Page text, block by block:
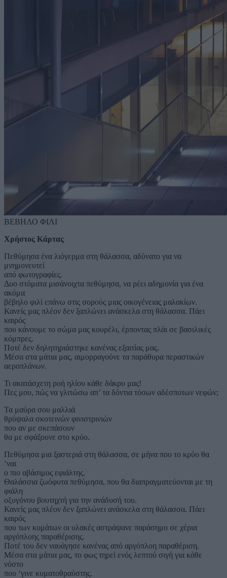
ΒΕΒΗΛΟ ΦΙΛΙ
Χρήστος Κάρτας
Πεθύμησα ένα λιόγερμα στη θάλασσα, αδύνατο για να
μνημονευτεί
από φωτογραφίες.
Δυο στόματα μισάνοιχτα πεθύμησα, να ρέει αδημονία για ένα
ακόμα
βέβηλο φιλί επάνω στις σορούς μιας οικογένειας μαλακίων.
Κανείς μας πλέον δεν ξαπλώνει ανάσκελα στη θάλασσα. Πάει
καιρός
που κάνουμε το σώμα μας κουρέλι, έρποντας πλάι σε βασιλικές
κόμπρες.
Ποτέ δεν δηλητηριάστηκε κανένας εξαιτίας μας.
Μέσα στα μάτια μας, αιμορραγούνε τα παράθυρα περαστικών
αεροπλάνων.
Τι ακατάσχετη ροή ηλίου κάθε δάκρυ μας!
Πες μου, πώς να γλιτώσω απ’ τα δόντια τόσων αδέσποτων νεφών;
Τα μαύρα σου μαλλιά
θρύψαλα σκοτεινών φινιστρινιών
που αν με σκεπάσουν
θα με σφάξουνε στο κρύο.
Πεθύμησα μια ξαστεριά στη θάλασσα, σε μήνα που το κρύο θα
‘ναι
ο πιο αβάσιμος εφιάλτης.
Θαλάσσια ζωόφυτα πεθύμησα, που θα διαπραγματεύονται με τη
φιάλη
οξυγόνου βουτηχτή για την ανάδυσή του.
Κανείς μας πλέον δεν ξαπλώνει ανάσκελα στη θάλασσα. Πάει
καιρός
που των κυμάτων οι υλακές αστράψανε παράσημο σε χέρια
αργόπλοης παραθέρισης.
Ποτέ του δεν ναυάγησε κανένας από αργόπλοη παραθέριση.
Μέσα στα μάτια μας, το φως τηρεί ενός λεπτού σιγή για κάθε
νόστο
που ‘γινε κυματοθραύστης.